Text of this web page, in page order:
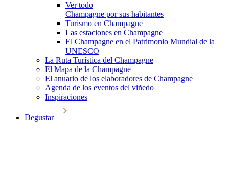
Ver todo
Champagne por sus habitantes
Turismo en Champagne
Las estaciones en Champagne
El Champagne en el Patrimonio Mundial de la
UNESCO
La Ruta Turística del Champagne
El Mapa de la Champagne
El anuario de los elaboradores de Champagne
Agenda de los eventos del viñedo
Inspiraciones
Degustar